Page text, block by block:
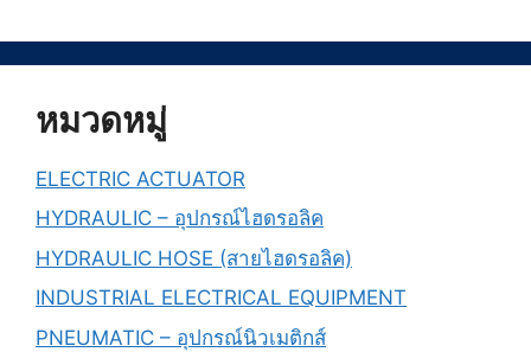
หมวดหมู่
ELECTRIC ACTUATOR
HYDRAULIC – อุปกรณ์ไฮดรอลิค
HYDRAULIC HOSE (สายไฮดรอลิค)
INDUSTRIAL ELECTRICAL EQUIPMENT
PNEUMATIC – อุปกรณ์นิวเมติกส์